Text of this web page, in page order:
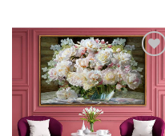
Add to
Wishlist